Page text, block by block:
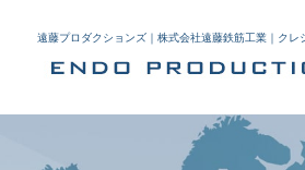
遠藤プロダクションズ｜株式会社遠藤鉄筋工業｜クレ